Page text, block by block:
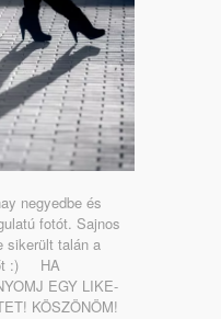
negyedbe és
fotót. Sajnos
sikerült talán a
:) HA
EGY LIKE-
KÖSZÖNÖM!